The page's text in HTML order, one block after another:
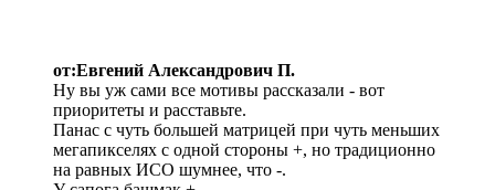
от:Евгений Александрович П.
Ну вы уж сами все мотивы рассказали - вот
приоритеты и расставьте.
Панас с чуть большей матрицей при чуть меньших
мегапикселях с одной стороны +, но традиционно
на равных ИСО шумнее, что -.